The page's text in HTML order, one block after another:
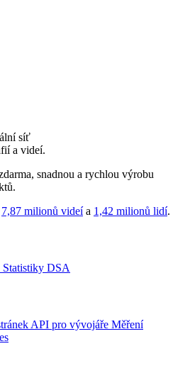
síť
a videí.
snadnou a rychlou výrobu
7,87 milionů videía 1,42 milionů lidí.
Statistiky DSA
API pro vývojáře Měření